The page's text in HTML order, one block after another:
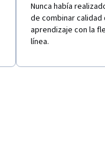
Nunca había
de combinar
aprendizaje con la
línea.